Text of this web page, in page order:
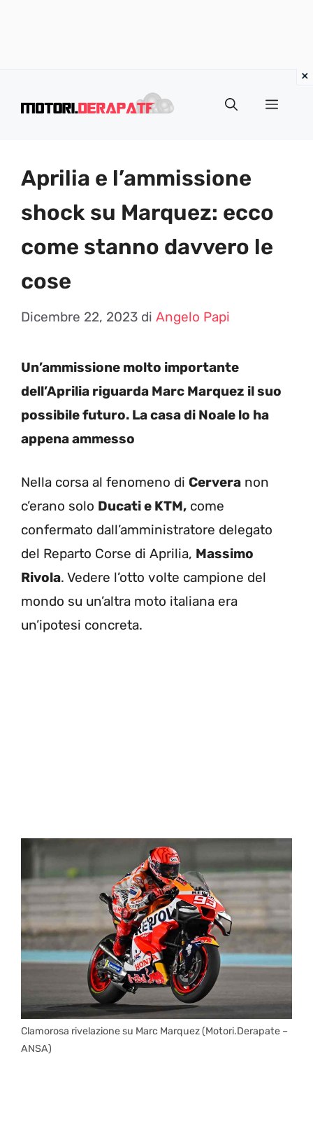
Menu
Aprilia e l’ammissione
shock su Marquez: ecco
come stanno davvero le
cose
Dicembre 22, 2023 di Angelo Papi
Un’ammissione molto importante
dell’Aprilia riguarda Marc Marquez il suo
possibile futuro. La casa di Noale lo ha
appena ammesso
Nella corsa al fenomeno di Cervera non
c’erano solo Ducati e KTM, come
confermato dall’amministratore delegato
del Reparto Corse di Aprilia, Massimo
Rivola. Vedere l’otto volte campione del
mondo su un’altra moto italiana era
un’ipotesi concreta.
Clamorosa rivelazione su Marc Marquez (Motori.Derapate –
ANSA)